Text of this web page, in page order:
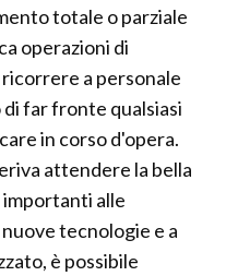
totale o parziale
operazioni di
a personale
far fronte qualsiasi
in corso d'opera.
attendere la bella
alle
tecnologie e a
è possibile